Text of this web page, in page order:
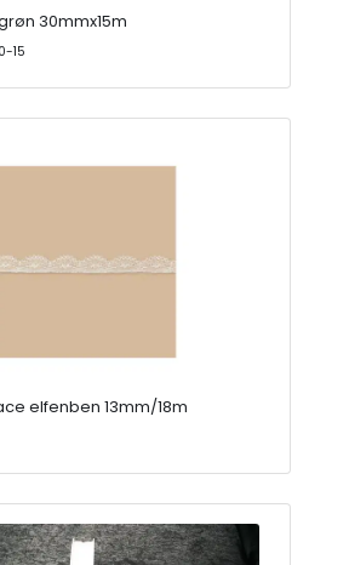
30mmx15m
15
elfenben 13mm/18m